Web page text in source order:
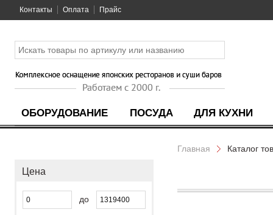
Контакты Оплата Прайс
ОБОРУДОВАНИЕ ПОСУДА ДЛЯ КУХНИ
Цена
до
Главная Каталог